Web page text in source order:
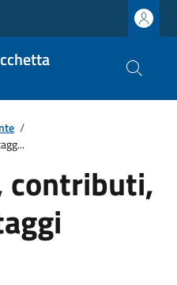
/
contributi,